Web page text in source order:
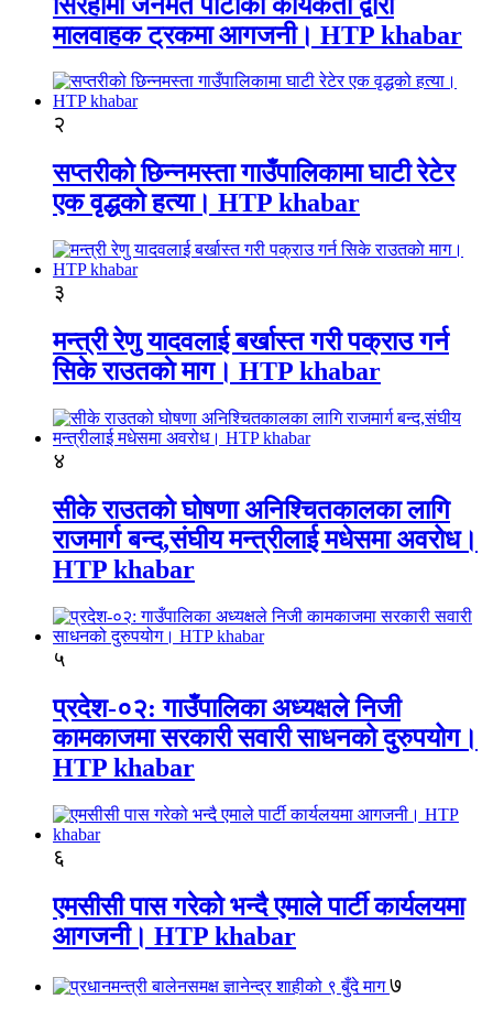
मालवाहक ट्रकमा आगजनी। HTP khabar
२
सप्तरीको छिन्नमस्ता गाउँपालिकामा घाटी रेटेर
एक वृद्धको हत्या। HTP khabar
३
मन्त्री रेणु यादवलाई बर्खास्त गरी पक्राउ गर्न
सिके राउतकाे माग। HTP khabar
४
सीके राउतको घोषणा अनिश्चितकालका लागि
राजमार्ग बन्द,संघीय मन्त्रीलाई मधेसमा अवरोध।
HTP khabar
५
प्रदेश-०२: गाउँपालिका अध्यक्षले निजी
कामकाजमा सरकारी सवारी साधनको दुरुपयोग।
HTP khabar
६
एमसीसी पास गरेको भन्दै एमाले पार्टी कार्यलयमा
आगजनी। HTP khabar
७